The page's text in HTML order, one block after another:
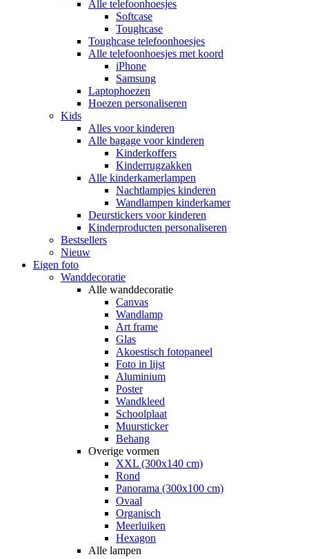
Alle telefoonhoesjes
Softcase
Toughcase
Toughcase telefoonhoesjes
Alle telefoonhoesjes met koord
iPhone
Samsung
Laptophoezen
Hoezen personaliseren
Kids
Alles voor kinderen
Alle bagage voor kinderen
Kinderkoffers
Kinderrugzakken
Alle kinderkamerlampen
Nachtlampjes kinderen
Wandlampen kinderkamer
Deurstickers voor kinderen
Kinderproducten personaliseren
Bestsellers
Nieuw
Eigen foto
Wanddecoratie
Alle wanddecoratie
Canvas
Wandlamp
Art frame
Glas
Akoestisch fotopaneel
Foto in lijst
Aluminium
Poster
Wandkleed
Schoolplaat
Muursticker
Behang
Overige vormen
XXL (300x140 cm)
Rond
Panorama (300x100 cm)
Ovaal
Organisch
Meerluiken
Hexagon
Alle lampen